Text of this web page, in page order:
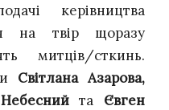
керівництва
на твір щоразу
митців/сткинь.
Світлана Азарова,
та Євген